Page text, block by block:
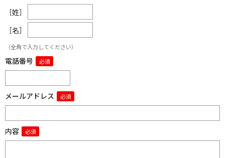
［姓］
［名］
（全角で入力してください）
電話番号
メールアドレス
内容